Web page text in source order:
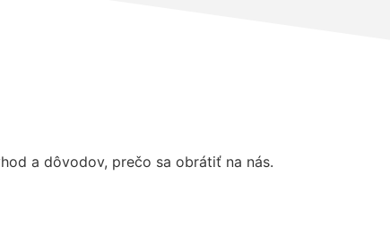
a dôvodov, prečo sa obrátiť na nás.